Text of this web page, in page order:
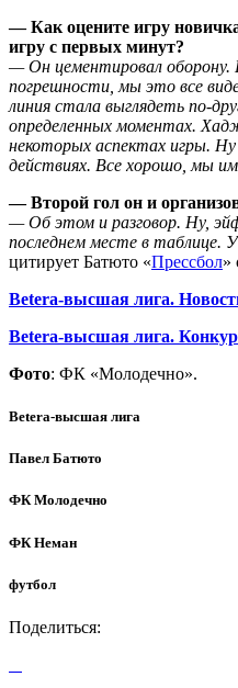
— Как оцените игру
игру с первых минут?
— Он цементировал оборону.
погрешности, мы это все
линия стала выглядеть по-
определенных моментах.
некоторых аспектах игры.
действиях. Все хорошо, мы
— Второй гол он и
— Об этом и разговор. Ну,
последнем месте в таблице. У
цитирует Батюто «Прессбол»
Betera-высшая лига.
Betera-высшая лига.
Фото: ФК «Молодечно».
Betera-высшая лига
Павел Батюто
ФК Молодечно
ФК Неман
футбол
Поделиться: